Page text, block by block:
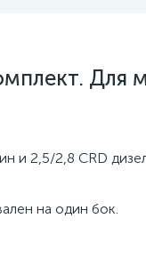
Для
и 2,5/2,8 CRD
на один бок.